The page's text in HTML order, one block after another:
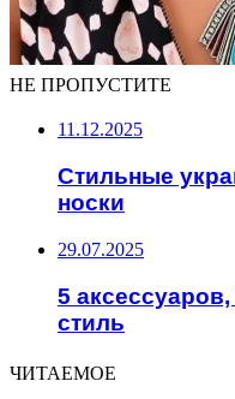
НЕ ПРОПУСТИТЕ
11.12.2025
Стильные
носки
29.07.2025
5
стиль
ЧИТАЕМОЕ